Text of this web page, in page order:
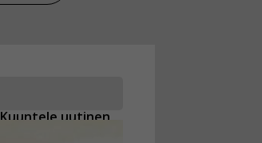
Kuuntele uutinen